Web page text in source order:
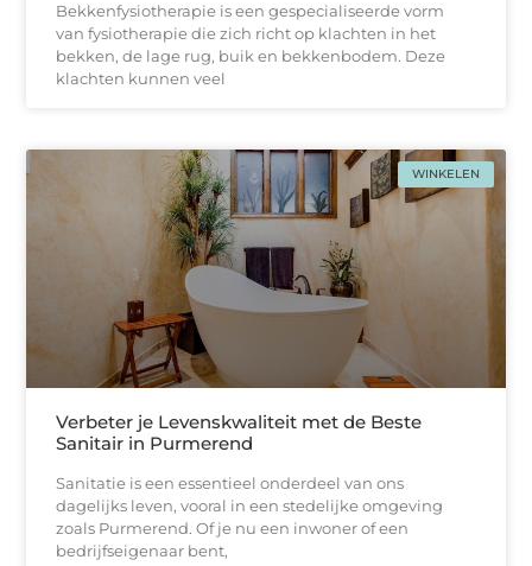
Bekkenfysiotherapie is een gespecialiseerde vorm
van fysiotherapie die zich richt op klachten in het
bekken, de lage rug, buik en bekkenbodem. Deze
klachten kunnen veel
WINKELEN
Verbeter je Levenskwaliteit met de Beste
Sanitair in Purmerend
Sanitatie is een essentieel onderdeel van ons
dagelijks leven, vooral in een stedelijke omgeving
zoals Purmerend. Of je nu een inwoner of een
bedrijfseigenaar bent,